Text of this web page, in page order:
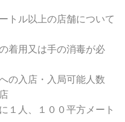
トル以上の店舗について
着用又は手の消毒が必
の入店・入局可能人数
１人、１００平方メート